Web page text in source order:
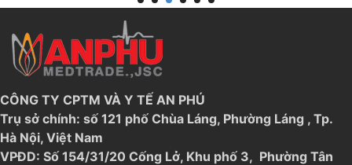
CÔNG TY CPTM VÀ Y TẾ AN PHÚ
Trụ sở chính: số 121 phố Chùa Láng, Phường Láng , Tp.
Hà Nội, Việt Nam
VPĐD: Số 154/31/20 Cống Lở, Khu phố 3, Phường Tân